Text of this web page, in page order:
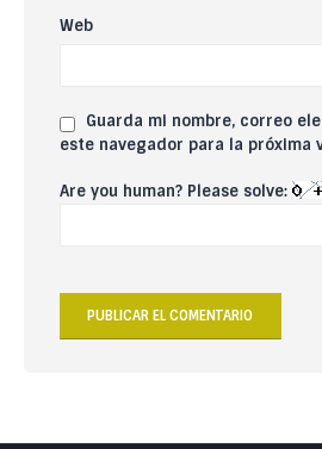
Web
Guarda mi nombre, correo
este navegador para la próxima
Are you human? Please solve: